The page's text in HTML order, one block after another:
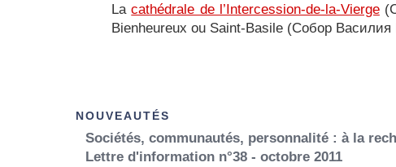
Lacathédrale de l’Intercession-de-la-Vierge
Bienheureux ou Saint-Basile (Собор
NOUVEAUTÉS
Sociétés, communautés, personnalité : à la
Lettre d'information n°38 - octobre 2011